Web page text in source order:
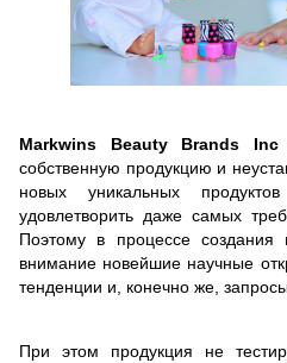
Markwins Beauty Brands Inc
собственную продукцию и
новых уникальных
удовлетворить даже самых
Поэтому в процессе создания
внимание новейшие научные
тенденции и, конечно же,
При этом продукция не